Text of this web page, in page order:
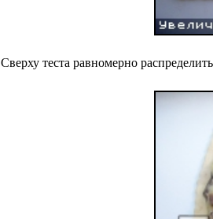
Сверху теста равномерно